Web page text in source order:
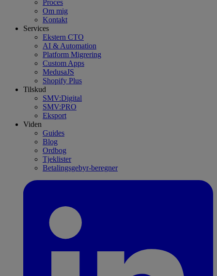
Proces
Om mig
Kontakt
Services
Ekstern CTO
AI & Automation
Platform Migrering
Custom Apps
MedusaJS
Shopify Plus
Tilskud
SMV:Digital
SMV:PRO
Eksport
Viden
Guides
Blog
Ordbog
Tjeklister
Betalingsgebyr-beregner